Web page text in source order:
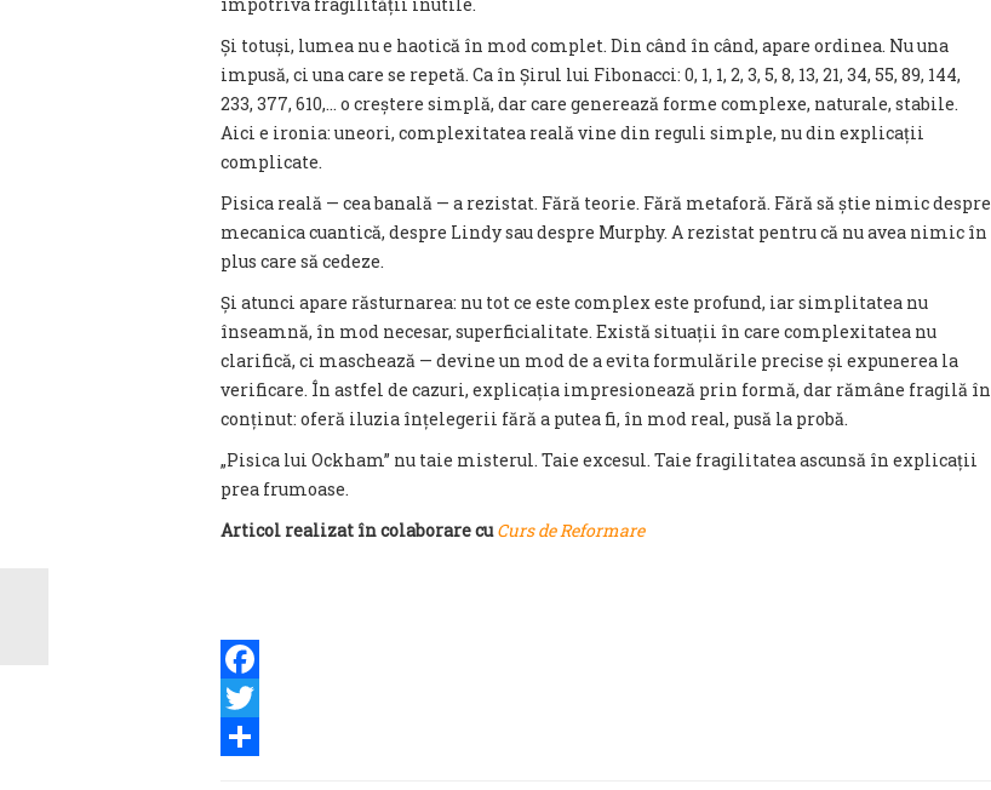
Și totuși, lumea nu e haotică în mod complet. Din când în când, apare ordinea. Nu una
impusă, ci una care se repetă. Ca în Șirul lui Fibonacci: 0, 1, 1, 2, 3, 5, 8, 13, 21, 34, 55, 89, 144,
233, 377, 610,… o creștere simplă, dar care generează forme complexe, naturale, stabile.
Aici e ironia: uneori, complexitatea reală vine din reguli simple, nu din explicații
complicate.
Pisica reală — cea banală — a rezistat. Fără teorie. Fără metaforă. Fără să știe nimic despre
mecanica cuantică, despre Lindy sau despre Murphy. A rezistat pentru că nu avea nimic în
plus care să cedeze.
Și atunci apare răsturnarea: nu tot ce este complex este profund, iar simplitatea nu
înseamnă, în mod necesar, superficialitate. Există situații în care complexitatea nu
clarifică, ci maschează — devine un mod de a evita formulările precise și expunerea la
verificare. În astfel de cazuri, explicația impresionează prin formă, dar rămâne fragilă în
conținut: oferă iluzia înțelegerii fără a putea fi, în mod real, pusă la probă.
„Pisica lui Ockham” nu taie misterul. Taie excesul. Taie fragilitatea ascunsă în explicații
prea frumoase.
Articol realizat în colaborare cu Curs de Reformare
Facebook
Twitter